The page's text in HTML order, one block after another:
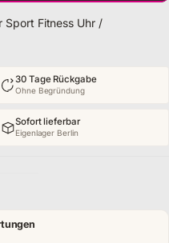
Sport Fitness Uhr /
30 Tage Rückgabe
Ohne Begründung
Sofort lieferbar
Eigenlager Berlin